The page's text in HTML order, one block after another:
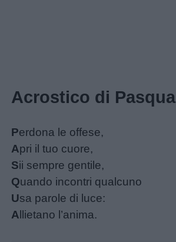
Acrostico di Pasqua
Perdona le offese,
Apri il tuo cuore,
Sii sempre gentile,
Quando incontri qualcuno
Usa parole di luce:
A llietano l’anima.